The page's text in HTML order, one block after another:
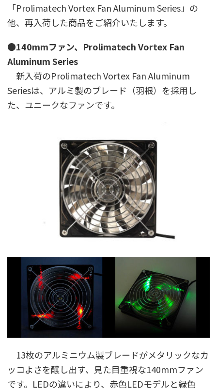
「Prolimatech Vortex Fan Aluminum Series」の
他、再入荷した商品をご紹介いたします。
●140mmファン、Prolimatech Vortex Fan
Aluminum Series
新入荷のProlimatech Vortex Fan Aluminum
Seriesは、アルミ製のブレード（羽根）を採用し
た、ユニークなファンです。
13枚のアルミニウム製ブレードがメタリックなカ
ッコよさを醸し出す、見た目重視な140mmファン
です。LEDの違いにより、赤色LEDモデルと緑色